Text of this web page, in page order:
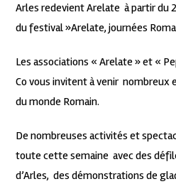
Arles redevient Arelate à partir du
du festival »Arelate, journées
Les associations « Arelate » et «
Co vous invitent à venir nombreux
du monde Romain.
De nombreuses activités et
toute cette semaine avec des
d’Arles, des démonstrations de